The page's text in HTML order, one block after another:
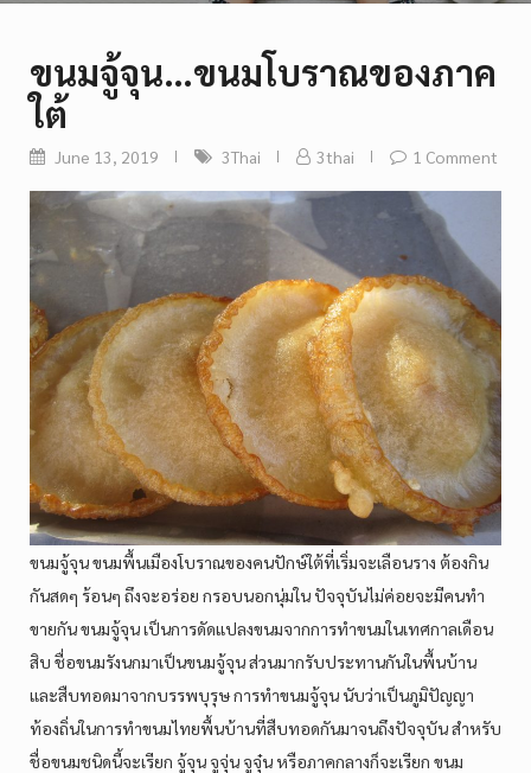
ขนมจู้จุน…ขนมโบราณของภาค
ใต้
June 13, 2019 3Thai 3thai 1 Comment
ขนมจู้จุน ขนมพื้นเมืองโบราณของคนปักษ์ใต้ที่เริ่มจะเลือนราง ต้องกิน
กันสดๆ ร้อนๆ ถึงจะอร่อย กรอบนอกนุ่มใน ปัจจุบันไม่ค่อยจะมีคนทำ
ขายกัน ขนมจู้จุน เป็นการดัดแปลงขนมจากการทำขนมในเทศกาลเดือน
สิบ ชื่อขนมรังนกมาเป็นขนมจู้จุน ส่วนมากรับประทานกันในพื้นบ้าน
และสืบทอดมาจากบรรพบุรุษ การทำขนมจู้จุน นับว่าเป็นภูมิปัญญา
ท้องถิ่นในการทำขนมไทยพื้นบ้านที่สืบทอดกันมาจนถึงปัจจุบัน สำหรับ
ชื่อขนมชนิดนี้จะเรียก จู้จุน จูจุ่น จูจุ๋น หรือภาคกลางก็จะเรียก ขนม